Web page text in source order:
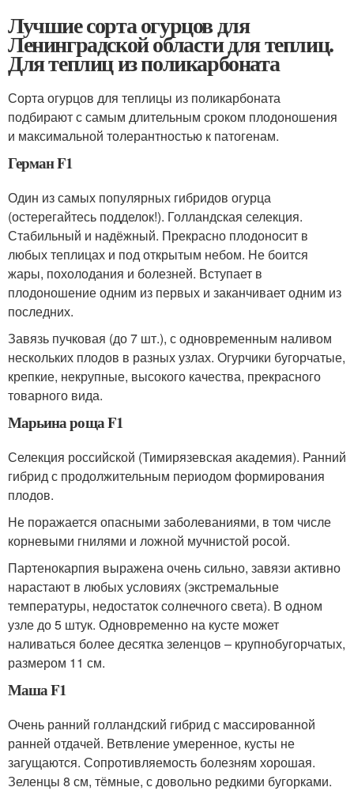
Лучшие сорта огурцов для
Ленинградской области для теплиц.
Для теплиц из поликарбоната
Сорта огурцов для теплицы из поликарбоната
подбирают с самым длительным сроком плодоношения
и максимальной толерантностью к патогенам.
Герман F1
Один из самых популярных гибридов огурца
(остерегайтесь подделок!). Голландская селекция.
Стабильный и надёжный. Прекрасно плодоносит в
любых теплицах и под открытым небом. Не боится
жары, похолодания и болезней. Вступает в
плодоношение одним из первых и заканчивает одним из
последних.
Завязь пучковая (до 7 шт.), с одновременным наливом
нескольких плодов в разных узлах. Огурчики бугорчатые,
крепкие, некрупные, высокого качества, прекрасного
товарного вида.
Марьина роща F1
Селекция российской (Тимирязевская академия). Ранний
гибрид с продолжительным периодом формирования
плодов.
Не поражается опасными заболеваниями, в том числе
корневыми гнилями и ложной мучнистой росой.
Партенокарпия выражена очень сильно, завязи активно
нарастают в любых условиях (экстремальные
температуры, недостаток солнечного света). В одном
узле до 5 штук. Одновременно на кусте может
наливаться более десятка зеленцов – крупнобугорчатых,
размером 11 см.
Маша F1
Очень ранний голландский гибрид с массированной
ранней отдачей. Ветвление умеренное, кусты не
загущаются. Сопротивляемость болезням хорошая.
Зеленцы 8 см, тёмные, с довольно редкими бугорками.